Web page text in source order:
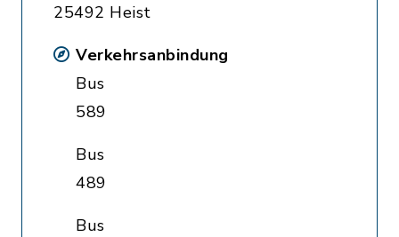
25492 Heist
Verkehrsanbindung
Bus
589
Bus
489
Bus